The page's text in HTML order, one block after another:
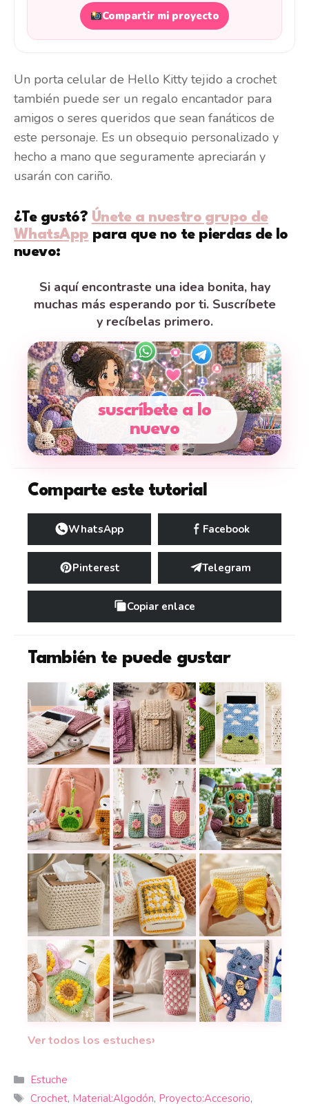
Compartir mi proyecto
Un porta celular de Hello Kitty tejido a crochet
también puede ser un regalo encantador para
amigos o seres queridos que sean fanáticos de
este personaje. Es un obsequio personalizado y
hecho a mano que seguramente apreciarán y
usarán con cariño.
¿Te gustó? Únete a nuestro grupo de
WhatsApp para que no te pierdas de lo
nuevo:
Si aquí encontraste una idea bonita, hay
muchas más esperando por ti. Suscríbete
y recíbelas primero.
suscríbete a lo
nuevo
Comparte este tutorial
WhatsApp Facebook
Pinterest Telegram
Copiar enlace
También te puede gustar
Tabla de medidas de alto y ancho para fundas
19 fundas para celular a crochet
Fundas a crochet
Los pequeños estuches a crochet que parecen
Tabla de medidas para tejer
Portabotellas a
La funda a crochet que convierte una caja de
28 tutoriales de cubiertas de
El monedero a
Los estuches a
Ver todos los estuches›
Categorías
Estuche
Etiquetas
Crochet, Material:Algodón, Proyecto:Accesorio,